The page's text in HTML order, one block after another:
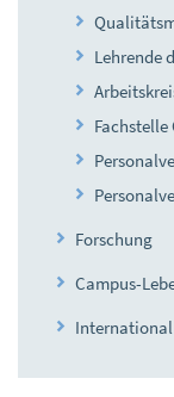
Lehrende
Forschung
Campus-
International